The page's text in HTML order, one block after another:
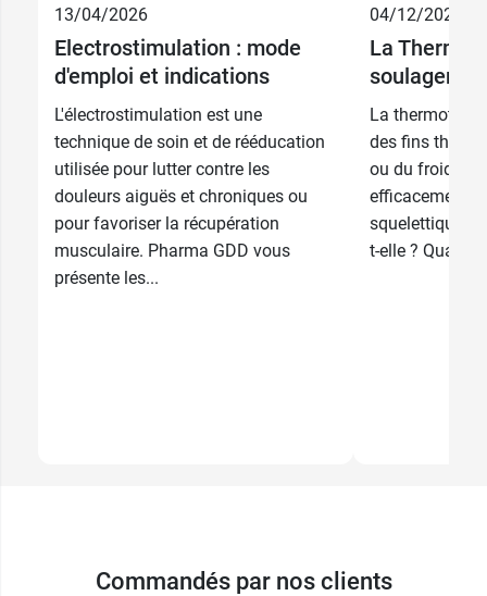
13/04/2026
Electrostimulation : mode
d'emploi et indications
L'électrostimulation est une
technique de soin et de rééducation
utilisée pour lutter contre les
douleurs aiguës et chroniques ou
pour favoriser la récupération
musculaire. Pharma GDD vous
présente les...
04/12/2025
La
soulager la
La
des fins
ou du froid.
efficacement
squelettiques.
t-elle ? Quand
Commandés par nos clients